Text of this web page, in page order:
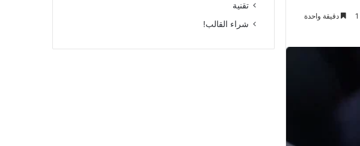
1 دقيقة واحدة
تقنية
شراء القالب!